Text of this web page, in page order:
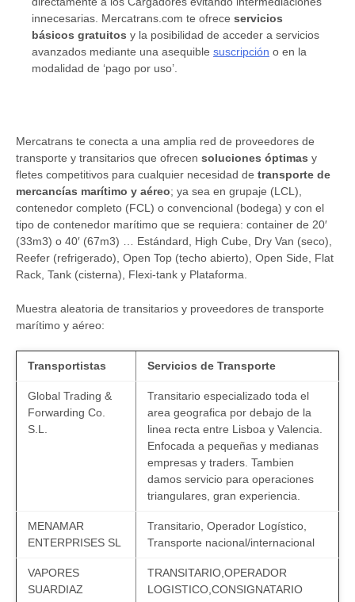
innecesarias. Mercatrans.com te ofrece servicios
básicos gratuitos y la posibilidad de acceder a servicios
avanzados mediante una asequible suscripción o en la
modalidad de ‘pago por uso’.
Mercatrans te conecta a una amplia red de proveedores de
transporte y transitarios que ofrecen soluciones óptimas y
fletes competitivos para cualquier necesidad de transporte de
mercancías marítimo y aéreo; ya sea en grupaje (LCL),
contenedor completo (FCL) o convencional (bodega) y con el
tipo de contenedor marítimo que se requiera: container de 20′
(33m3) o 40′ (67m3) … Estándard, High Cube, Dry Van (seco),
Reefer (refrigerado), Open Top (techo abierto), Open Side, Flat
Rack, Tank (cisterna), Flexi-tank y Plataforma.
Muestra aleatoria de transitarios y proveedores de transporte
marítimo y aéreo:
Transportistas Servicios de Transporte
Global Trading &
Forwarding Co.
S.L.
Transitario especializado toda el
area geografica por debajo de la
linea recta entre Lisboa y Valencia.
Enfocada a pequeñas y medianas
empresas y traders. Tambien
damos servicio para operaciones
triangulares, gran experiencia.
MENAMAR
ENTERPRISES SL
Transitario, Operador Logístico,
Transporte nacional/internacional
VAPORES
SUARDIAZ
TRANSITARIO,OPERADOR
LOGISTICO,CONSIGNATARIO